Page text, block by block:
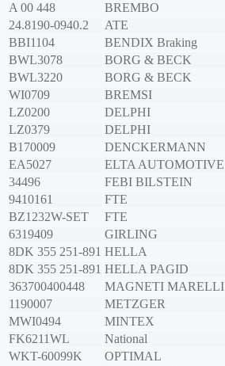
A 00 448
BREMBO
24.8190-0940.2
ATE
BBI1104
BENDIX Braking
BWL3078
BORG & BECK
BWL3220
BORG & BECK
WI0709
BREMSI
LZ0200
DELPHI
LZ0379
DELPHI
B170009
DENCKERMANN
EA5027
ELTA AUTOMOTIVE
34496
FEBI BILSTEIN
9410161
FTE
BZ1232W-SET
FTE
6319409
GIRLING
8DK 355 251-891 HELLA
8DK 355 251-891 HELLA PAGID
363700400448
MAGNETI MARELLI
1190007
METZGER
MWI0494
MINTEX
FK6211WL
National
WKT-60099K
OPTIMAL